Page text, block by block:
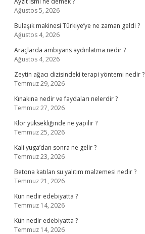
Ağustos 5, 2026
Bulaşık makinesi Türkiye’ye ne zaman geldi ?
Ağustos 4, 2026
Araçlarda ambiyans aydınlatma nedir ?
Ağustos 4, 2026
Zeytin ağacı dizisindeki terapi yöntemi nedir ?
Temmuz 29, 2026
Kınakına nedir ve faydaları nelerdir ?
Temmuz 27, 2026
Klor yüksekliğinde ne yapılır ?
Temmuz 25, 2026
Kali yuga’dan sonra ne gelir ?
Temmuz 23, 2026
Betona katılan su yalıtım malzemesi nedir ?
Temmuz 21, 2026
Kün nedir edebiyatta ?
Temmuz 14, 2026
Kün nedir edebiyatta ?
Temmuz 14, 2026